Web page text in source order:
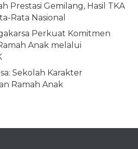
Prestasi Gemilang, Hasil TKA
Rata Nasional
Perkuat Komitmen
Anak melalui
Sekolah Karakter
Ramah Anak